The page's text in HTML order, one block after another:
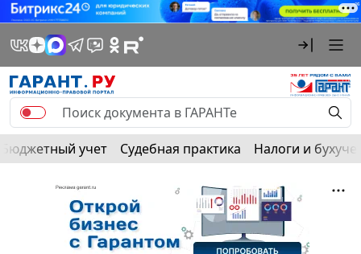
Бюджетный учет Судебная практика Налоги и